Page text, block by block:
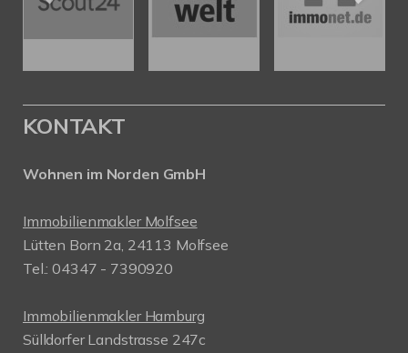
KONTAKT
Wohnen im Norden GmbH
Immobilienmakler Molfsee
Lütten Born 2a, 24113 Molfsee
Tel.: 04347 - 7390920
Immobilienmakler Hamburg
Sülldorfer Landstrasse 247c